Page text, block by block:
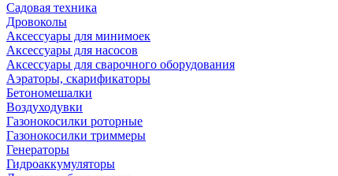
Садовая техника
Дровоколы
Аксессуары для минимоек
Аксессуары для насосов
Аксессуары для сварочного оборудования
Аэраторы, скарификаторы
Бетономешалки
Воздуходувки
Газонокосилки роторные
Газонокосилки триммеры
Генераторы
Гидроаккумуляторы